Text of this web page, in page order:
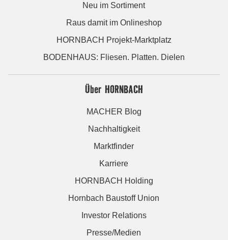
Neu im Sortiment
Raus damit im Onlineshop
HORNBACH Projekt-Marktplatz
BODENHAUS: Fliesen. Platten. Dielen
Über HORNBACH
MACHER Blog
Nachhaltigkeit
Marktfinder
Karriere
HORNBACH Holding
Hornbach Baustoff Union
Investor Relations
Presse/Medien